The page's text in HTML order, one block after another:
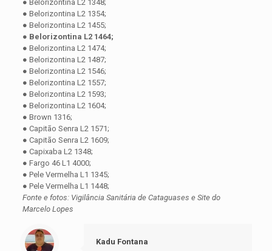
● Belorizontina L2 1348;
● Belorizontina L2 1354;
● Belorizontina L2 1455;
● Belorizontina L2 1464;
● Belorizontina L2 1474;
● Belorizontina L2 1487;
● Belorizontina L2 1546;
● Belorizontina L2 1557;
● Belorizontina L2 1593;
● Belorizontina L2 1604;
● Brown 1316;
● Capitão Senra L2 1571;
● Capitão Senra L2 1609;
● Capixaba L2 1348;
● Fargo 46 L1 4000;
● Pele Vermelha L1 1345;
● Pele Vermelha L1 1448;
Fonte e fotos: Vigilância Sanitária de Cataguases e Site do
Marcelo Lopes
Kadu Fontana